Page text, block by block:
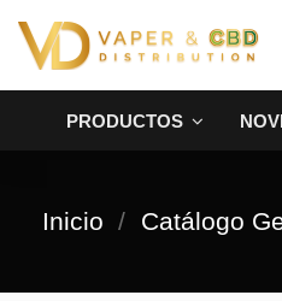
PRODUCTOS
Inicio Catálogo